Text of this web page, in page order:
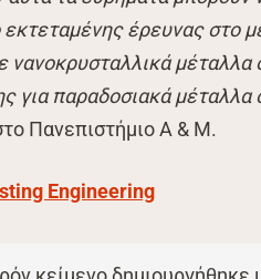
εκτεταμένης έρευνας στο
νανοκρυσταλλικά
για παραδοσιακά μέταλλα
Πανεπιστήμιο A & M.
Engineering